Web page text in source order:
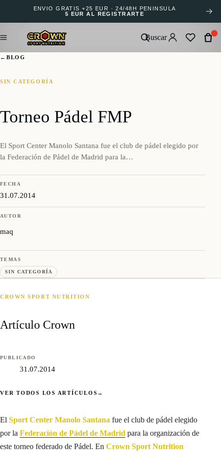
ENVÍO GRATIS +25 EUR · 24/48H PENÍNSULA
5 EUR AL REGISTRARTE
Buscar
← BLOG
SIN CATEGORÍA
Torneo Pádel FMP
El Sport Center Manolo Santana fue el club de pádel elegido por
la Federación de Pádel de Madrid para la…
FECHA
31.07.2014
AUTOR
maq
TEMAS
SIN CATEGORÍA
CROWN SPORT NUTRITION
Artículo Crown
PUBLICADO
31.07.2014
VER TODOS LOS ARTÍCULOS →
El Sport Center Manolo Santana fue el club de pádel elegido
por la Federación de Pádel de Madrid para la organización de
este torneo federado de Pádel. En Crown Sport Nutrition